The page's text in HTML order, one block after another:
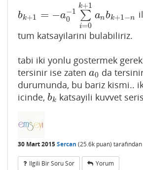
bk+1 = −a−1
0
∑
i=0
k+1
an bk+1−n
bk+1 =−a 0−1∑i= 0k+ 1anbk+1− n
tum katsayilarini bulabiliriz.
tabi iki yonlu gostermek
tersinir ise zaten a0
a0 da
durumunda, bu bariz kismi..
icinde, bk
bk katsayili kuvvet
30 Mart 2015Sercan (25.6k puan) tarafından
Ilgili Bir Soru Sor Yorum